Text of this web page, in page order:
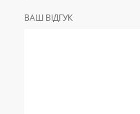
ВАШ ВІДГУК